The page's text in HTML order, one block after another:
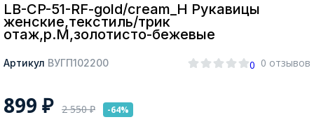
LB-CP-51-RF-gold/cream_Н Рукавицы
женские,текстиль/трик
отаж,р.M,золотисто-бежевые
Артикул ВУГП102200 0 0 отзывов
899 ₽ 2 550₽ -64%